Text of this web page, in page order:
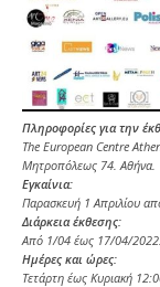
Πληροφορίες για την
The European Centre
Μητροπόλεως 74. Αθήνα.
Εγκαίνια:
Παρασκευή 1 Απριλίου
Διάρκεια έκθεσης:
Από 1/04 έως 17/04/2022.
Ημέρες και ώρες:
Τετάρτη έως Κυριακή